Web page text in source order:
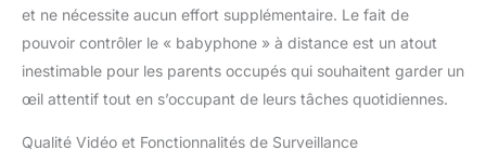
sécurité.
Vision Nocturne Claire：Gardez
un œil sur votre enfant pendant qu'il dort,
avec une vision nocturne claire qui offre un
sentiment de sécurité et de tranquillité
d'esprit.Avec notre camera pour bebe LED
transmission vidéo claire la nuit sans
et ne nécessite aucun effort supplémentaire. Le fait de
pouvoir contrôler le « babyphone » à distance est un atout
inestimable pour les parents occupés qui souhaitent garder un
œil attentif tout en s’occupant de leurs tâches quotidiennes.
Qualité Vidéo et Fonctionnalités de Surveillance